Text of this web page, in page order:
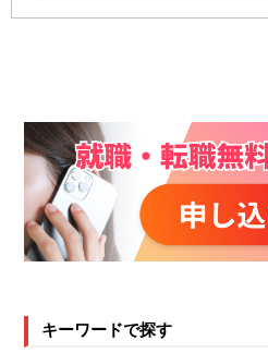
キーワードで探す